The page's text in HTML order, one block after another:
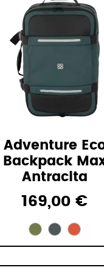
Adventure
Backpack
Antracita
169,00 €